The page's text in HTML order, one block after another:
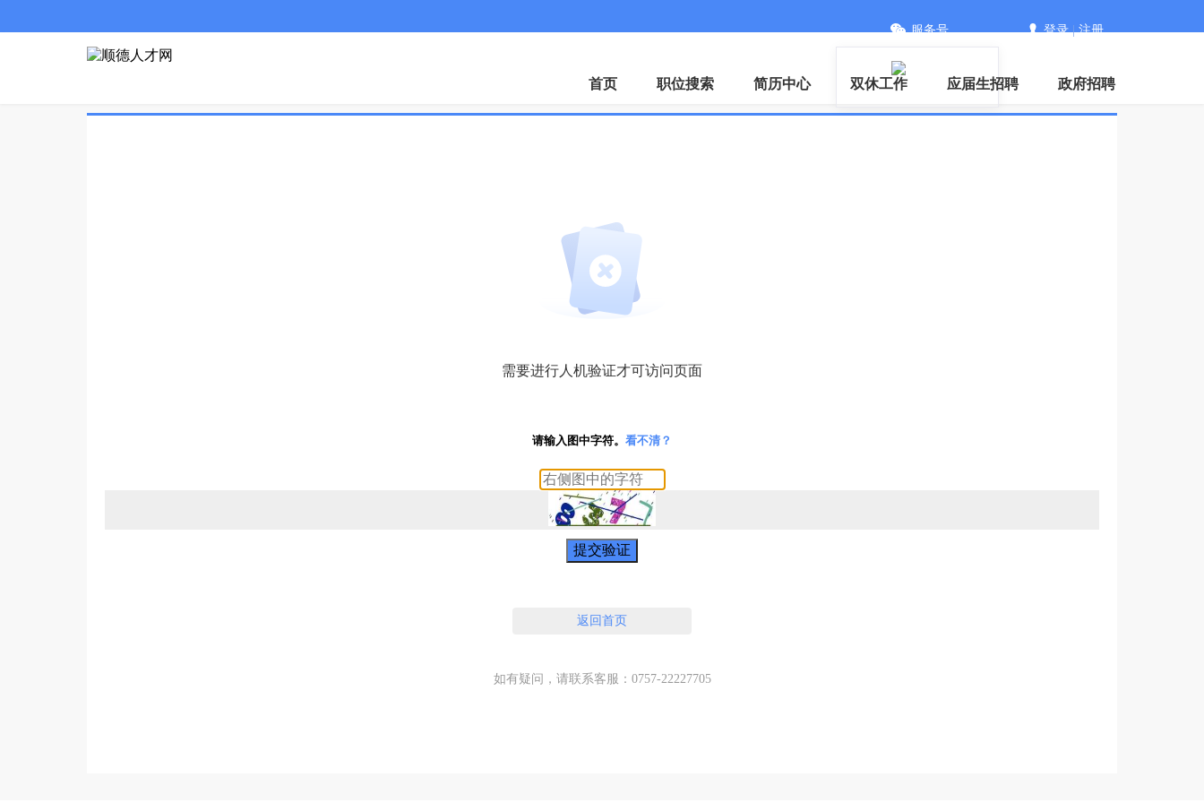
招聘会 下载APP
服务号 登录|注册
首页 职位搜索 简历中心 双休工作 应届生招聘 政府招聘
需要进行人机验证才可访问页面
请输入图中字符。 看不清？
提交验证
返回首页
如有疑问，请联系客服：0757-22227705